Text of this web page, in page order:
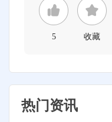
5 收藏
热门资讯